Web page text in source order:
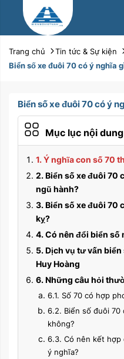
Trang chủ
Tin tức & Sự kiện
Biển số xe đuôi 70 có ý nghĩa
Biển số xe đuôi 70 có ý
Mục lục nội dung
1. Ý nghĩa con số 70
2. Biển số xe đuôi 70
ngũ hành?
3. Biển số xe đuôi 70
kỵ?
4. Có nên đổi biển số
5. Dịch vụ tư vấn biển
Huy Hoàng
6. Những câu hỏi
6.1. Số 70 có hợp
6.2. Biển số đuôi
không?
6.3. Có nên kết hợp
ý nghĩa?